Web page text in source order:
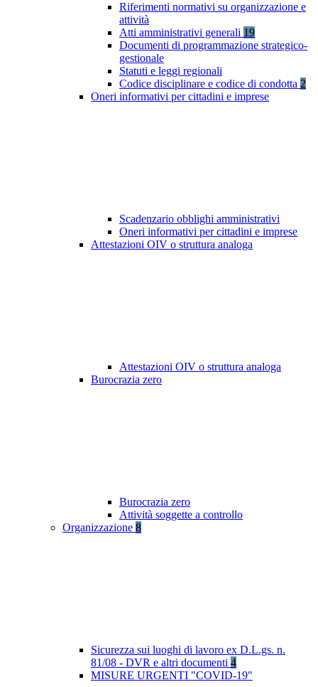
Riferimenti normativi su organizzazione e
attività
Atti amministrativi generali 19
Documenti di programmazione strategico-
gestionale
Statuti e leggi regionali
Codice disciplinare e codice di condotta 2
Oneri informativi per cittadini e imprese
Scadenzario obblighi amministrativi
Oneri informativi per cittadini e imprese
Attestazioni OIV o struttura analoga
Attestazioni OIV o struttura analoga
Burocrazia zero
Burocrazia zero
Attività soggette a controllo
Organizzazione 8
Sicurezza sui luoghi di lavoro ex D.L.gs. n.
81/08 - DVR e altri documenti 4
MISURE URGENTI "COVID-19"